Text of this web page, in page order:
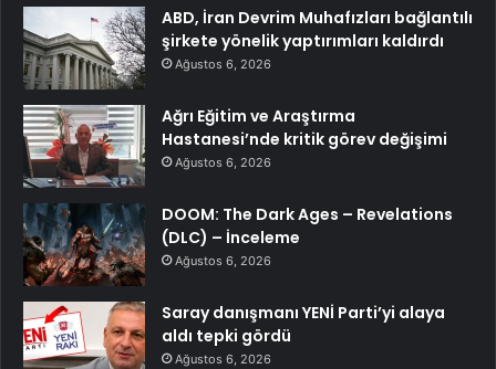
ABD, İran Devrim Muhafızları bağlantılı
şirkete yönelik yaptırımları kaldırdı
Ağustos 6, 2026
Ağrı Eğitim ve Araştırma
Hastanesi’nde kritik görev değişimi
Ağustos 6, 2026
DOOM: The Dark Ages – Revelations
(DLC) – İnceleme
Ağustos 6, 2026
Saray danışmanı YENİ Parti’yi alaya
aldı tepki gördü
Ağustos 6, 2026